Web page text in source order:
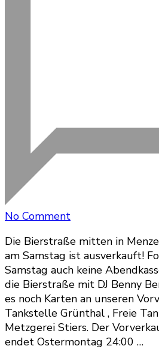
No Comment
2023
ausverkauft!
Die Bierstraße mitten in
am Samstag ist ausverkauft!
Samstag auch keine
die Bierstraße mit DJ Benny
es noch Karten an unseren
Tankstelle Grünthal , Freie
Metzgerei Stiers. Der
endet Ostermontag 24:00 …